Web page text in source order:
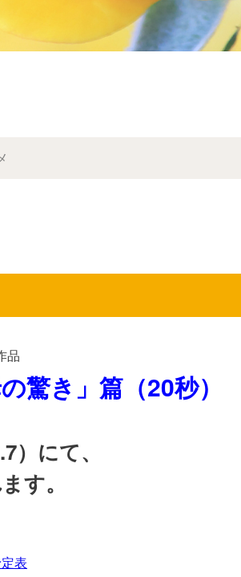
品
驚き」篇（20秒）
）にて、
す。
表